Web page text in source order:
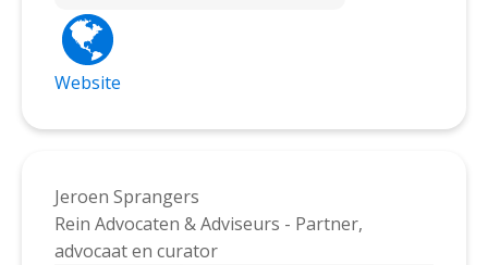
Website
Jeroen Sprangers
Rein Advocaten & Adviseurs - Partner,
advocaat en curator